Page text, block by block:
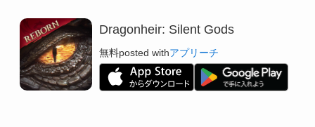
Dragonheir: Silent Gods
無料posted withアプリーチ